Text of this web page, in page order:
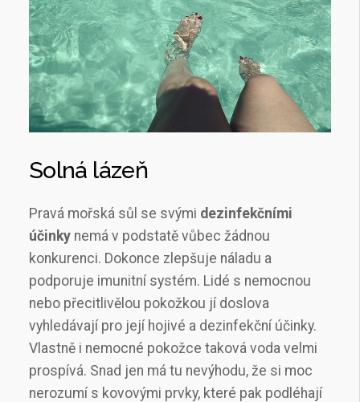
Solná lázeň
Pravá mořská sůl se svými dezinfekčními
účinky nemá v podstatě vůbec žádnou
konkurenci. Dokonce zlepšuje náladu a
podporuje imunitní systém. Lidé s nemocnou
nebo přecitlivělou pokožkou jí doslova
vyhledávají pro její hojivé a dezinfekční účinky.
Vlastně i nemocné pokožce taková voda velmi
prospívá. Snad jen má tu nevýhodu, že si moc
nerozumí s kovovými prvky, které pak podléhají